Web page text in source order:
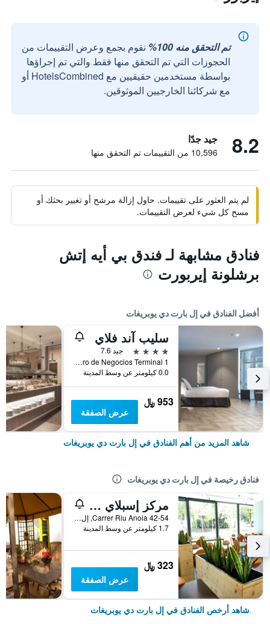
تم التحقق منه 100%
نقوم بجمع وعرض التقييمات من
الحجوزات التي تم التحقق منها فقط والتي تم إجراؤها
بواسطة مستخدمين حقيقيين مع HotelsCombined أو
مع شركائنا الخارجيين الموثوقين.
8.2 جيد جدًا
10,596 من التقييمات تم التحقق منها
لم يتم العثور على تقييمات. حاول إزالة مرشح أو تغيير بحثك أو
مسح كل شيء لعرض التقييمات.
فنادق مشابهة لـ فندق بي أيه إتش
برشلونة إيربورت
أفضل الفنادق في إل بارت دي يوبريغات
سليب آند فلاي
4 نجوم
جيد 7.6
Centro de Negocios Terminal 1, إل بارت دي يوبريغات, كاتالونيا, أسبانيا
0.0 كيلومتر عن وسط المدينة
953 ﷼
عرض الصفقة
شاهد المزيد من أهم الفنادق في إل بارت دي يوبريغات
فنادق رخيصة في إل بارت دي يوبريغات
مركز إسبلاي البرج
Carrer Riu Anoia 42-54, إل بارت دي يوبريغات, كاتالونيا, أسبانيا
1.7 كيلومتر عن وسط المدينة
323 ﷼
عرض الصفقة
شاهد أرخص الفنادق في إل بارت دي يوبريغات